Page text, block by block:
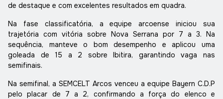
de destaque e com excelentes resultados em quadra.
Na fase classificatória, a equipe arcoense iniciou sua
trajetória com vitória sobre Nova Serrana por 7 a 3. Na
sequência, manteve o bom desempenho e aplicou uma
goleada de 15 a 2 sobre Ibitira, garantindo vaga nas
semifinais.
Na semifinal, a SEMCELT Arcos venceu a equipe Bayern C.D.P
pelo placar de 7 a 2, confirmando a força do elenco e